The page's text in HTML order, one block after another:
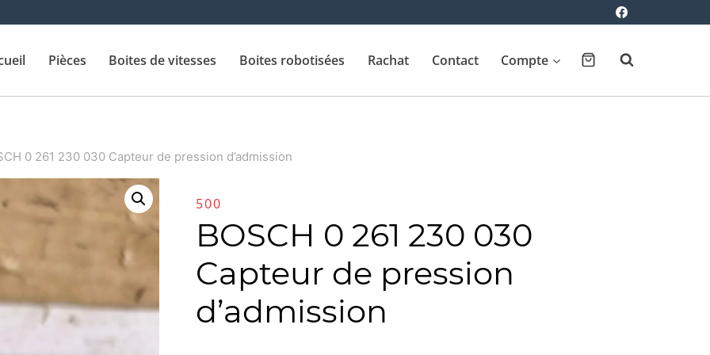
Pièces Boites de vitesses Boites robotisées Rachat Contact Compte
0 261 230 030 Capteur de pression d’admission
500
BOSCH 0 261 230 030
Capteur de pression
d’admission